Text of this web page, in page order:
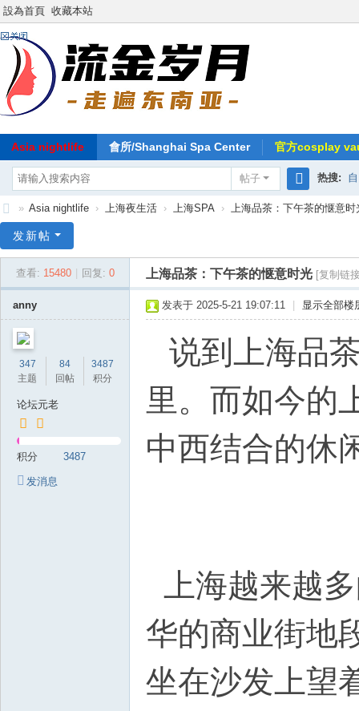
設為首頁 收藏本站
Asia nightlife 會所/Shanghai Spa Center 官方cosplay
帖子
搜
热搜:
南
» Asia nightlife › 上海夜生活 › 上海SPA › 上海品茶：下午茶的惬意时
发新帖
查看: 15480 回复: 0 上海品茶：下午茶的惬意时光 [复制链
anny
347
主题
84
回帖
3487
积分
论坛元老
积分 3487
发消息
发表于 2025-5-21 19:07:11 显示全部楼
说到上海品
里。而如今的
中西结合的休
上海越来越
华的商业街地
坐在沙发上望